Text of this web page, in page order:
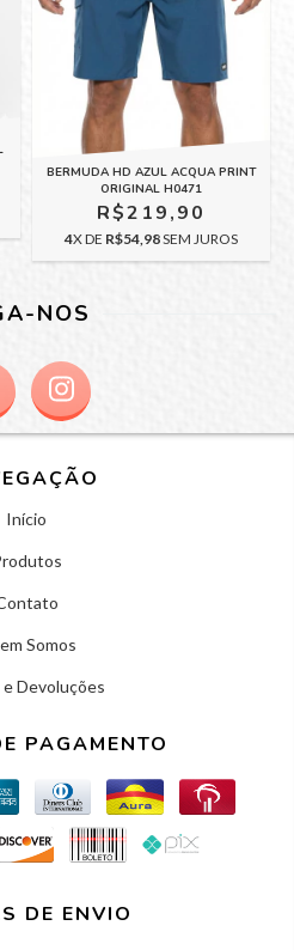
BERMUDA HD AZUL ACQUA PRINT
ORIGINAL H0471
R$219,90
4X DE R$54,98SEM JUROS
NOS
Início
Somos
e Devoluções
PAGAMENTO
DE ENVIO